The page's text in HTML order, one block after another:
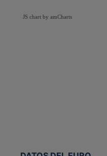
JS chart by amCharts